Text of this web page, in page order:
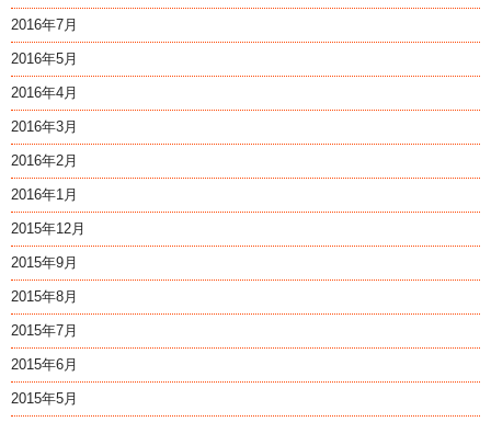
2016年7月
2016年5月
2016年4月
2016年3月
2016年2月
2016年1月
2015年12月
2015年9月
2015年8月
2015年7月
2015年6月
2015年5月